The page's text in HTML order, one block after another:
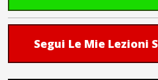
Segui Le Mie Lezioni